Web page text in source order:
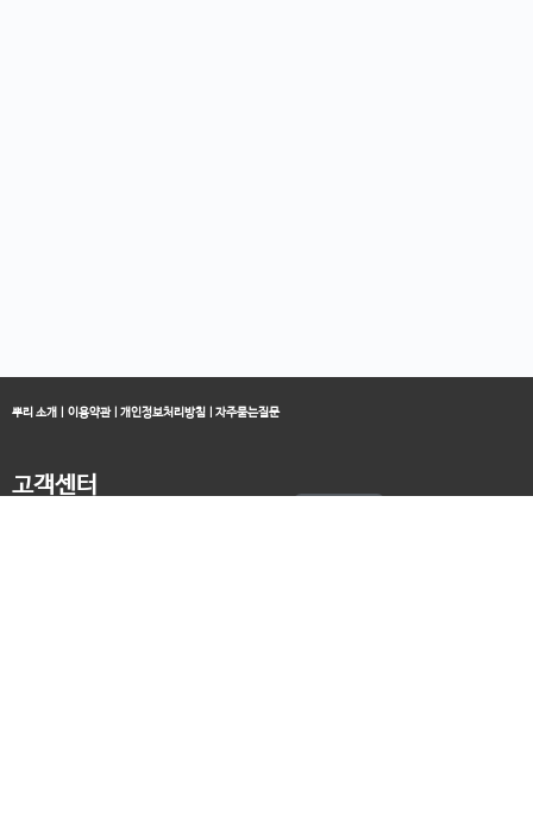
뿌리 소개 이용약관 개인정보처리방침 자주묻는질문
고객센터